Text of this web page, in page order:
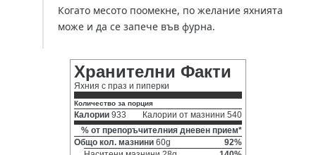
Когато месото поомекне, по желание яхнията
може и да се запече във фурна.
Хранителни Факти
Яхния с праз и пиперки
Количество за порция
Калории 933
Калории от мазнини 540
% от препоръчителния дневен прием*
Общо кол. мазнини 60g
92%